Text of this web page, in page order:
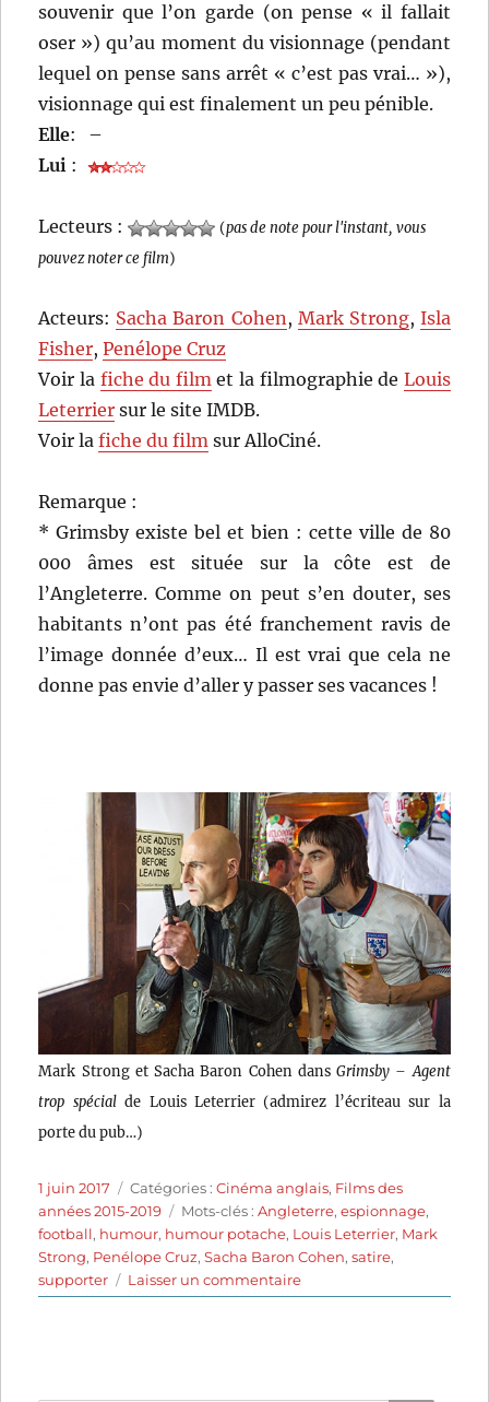
souvenir que l’on garde (on pense « il fallait
oser ») qu’au moment du visionnage (pendant
lequel on pense sans arrêt « c’est pas vrai… »),
visionnage qui est finalement un peu pénible.
Elle:
–
Lui :
Lecteurs : (pas de note pour l'instant, vous
pouvez noter ce film)
Acteurs: Sacha Baron Cohen, Mark Strong, Isla
Fisher,Penélope Cruz
Voir la fiche du filmet la filmographie de Louis
Leterrier sur le site IMDB.
Voir lafiche du film sur AlloCiné.
Remarque :
* Grimsby existe bel et bien : cette ville de 80
000 âmes est située sur la côte est de
l’Angleterre. Comme on peut s’en douter, ses
habitants n’ont pas été franchement ravis de
l’image donnée d’eux… Il est vrai que cela ne
donne pas envie d’aller y passer ses vacances !
Mark Strong et Sacha Baron Cohen dansGrimsby – Agent
trop spécialde Louis Leterrier (admirez l’écriteau sur la
porte du pub…)
Publié
le
1 juin 2017 Catégories
Catégories :Cinéma anglais, Films des
années 2015-2019
Étiquettes
Mots-clés :Angleterre,espionnage,
football, humour, humour potache, Louis Leterrier, Mark
Strong, Penélope Cruz,Sacha Baron Cohen,satire,
supporter
Laisser un commentairesur
Grimsby